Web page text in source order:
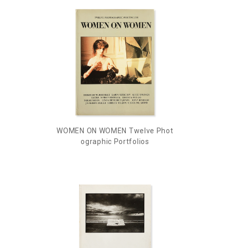
WOMEN ON WOMEN Twelve Phot
ographic Portfolios